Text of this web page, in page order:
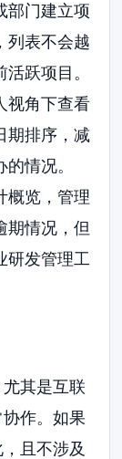
部门建立项
列表不会越
跃项目。
视角下查看
期排序，减
情况。
概览，管理
期情况，但
研发管理工
其是互联
作。如果
且不涉及